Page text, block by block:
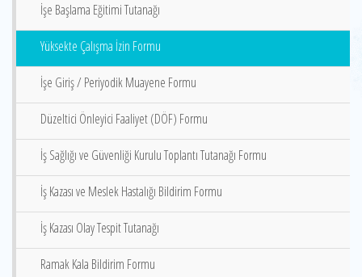
İşe Başlama Eğitimi Tutanağı
Yüksekte Çalışma İzin Formu
İşe Giriş / Periyodik Muayene Formu
Düzeltici Önleyici Faaliyet (DÖF) Formu
İş Sağlığı ve Güvenliği Kurulu Toplantı Tutanağı Formu
İş Kazası ve Meslek Hastalığı Bildirim Formu
İş Kazası Olay Tespit Tutanağı
Ramak Kala Bildirim Formu